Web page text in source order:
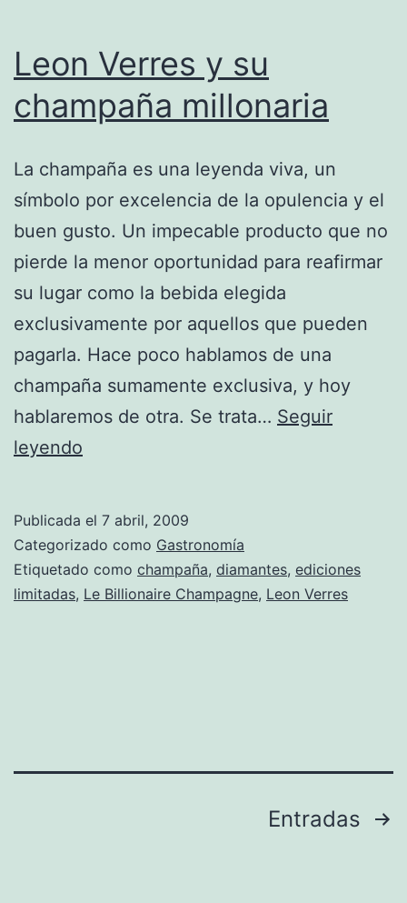
Leon Verres y su
champaña millonaria
La champaña es una leyenda viva, un
símbolo por excelencia de la opulencia y el
buen gusto. Un impecable producto que no
pierde la menor oportunidad para reafirmar
su lugar como la bebida elegida
exclusivamente por aquellos que pueden
pagarla. Hace poco hablamos de una
champaña sumamente exclusiva, y hoy
hablaremos de otra. Se trata… Seguir
leyendo
su
champaña
millonaria
Publicada el 7 abril, 2009
Categorizado como Gastronomía
Etiquetado como champaña, diamantes, ediciones
limitadas, Le Billionaire Champagne, Leon Verres
Entradas